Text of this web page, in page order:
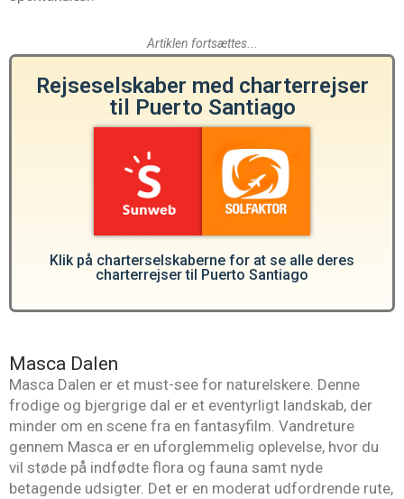
Artiklen fortsættes...
Rejseselskaber med charterrejser
til Puerto Santiago
Klik på charterselskaberne for at se alle deres
charterrejser til Puerto Santiago
Masca Dalen
Masca Dalen er et must-see for naturelskere. Denne
frodige og bjergrige dal er et eventyrligt landskab, der
minder om en scene fra en fantasyfilm. Vandreture
gennem Masca er en uforglemmelig oplevelse, hvor du
vil støde på indfødte flora og fauna samt nyde
betagende udsigter. Det er en moderat udfordrende rute,